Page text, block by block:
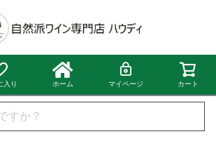
入り ホーム マイページ カート